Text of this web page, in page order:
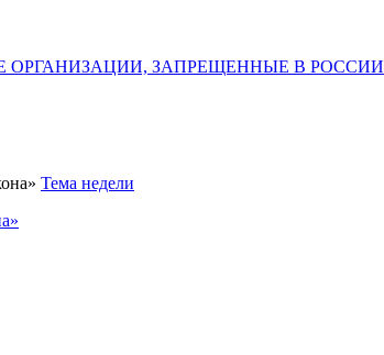
ОРГАНИЗАЦИИ, ЗАПРЕЩЕННЫЕ В РОССИИ
Тема недели